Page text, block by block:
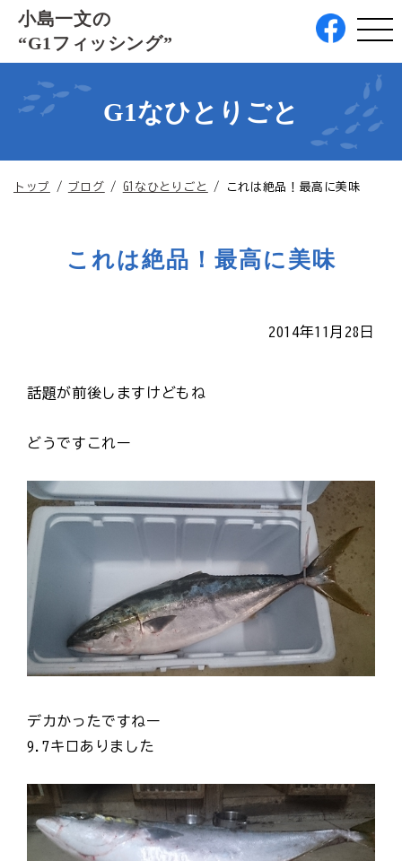
このページの本文へ
小島一文の
“G1フィッシング”
G1なひとりごと
現
トップ / ブログ / G1なひとりごと / これは絶品！最高に美味
これは絶品！最高に美味
2014年11月28日
話題が前後しますけどもね
どうですこれー
デカかったですねー
9.7キロありました